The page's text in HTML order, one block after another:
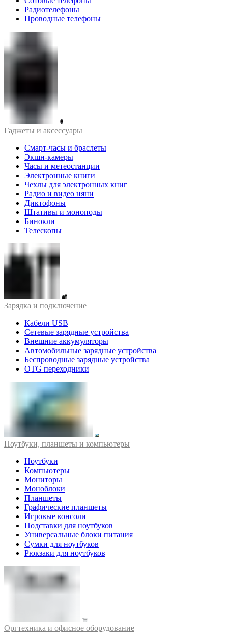
Радиотелефоны
Проводные телефоны
Гаджеты и аксессуары
Смарт-часы и браслеты
Экшн-камеры
Часы и метеостанции
Электронные книги
Чехлы для электронных книг
Радио и видео няни
Диктофоны
Штативы и моноподы
Бинокли
Телескопы
Зарядка и подключение
Кабели USB
Сетевые зарядные устройства
Внешние аккумуляторы
Автомобильные зарядные устройства
Беспроводные зарядные устройства
OTG переходники
Ноутбуки, планшеты и компьютеры
Ноутбуки
Компьютеры
Мониторы
Моноблоки
Планшеты
Графические планшеты
Игровые консоли
Подставки для ноутбуков
Универсальные блоки питания
Сумки для ноутбуков
Рюкзаки для ноутбуков
Оргтехника и офисное оборудование